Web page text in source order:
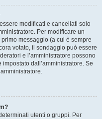
modificati e cancellati solo
Per modificare un
primo messaggio (a cui è sempre
votato, il sondaggio può essere
e l’amministratore possono
dall’amministratore. Se
utenti o gruppi. Per